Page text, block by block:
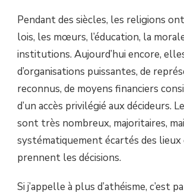
Pendant des siècles, les religions
lois, les mœurs, l’éducation, la
institutions. Aujourd’hui encore,
d’organisations puissantes, de
reconnus, de moyens financiers
d’un accès privilégié aux décideurs.
sont très nombreux, majoritaires,
systématiquement écartés des lieux
prennent les décisions.
Si j’appelle à plus d’athéisme, c’est